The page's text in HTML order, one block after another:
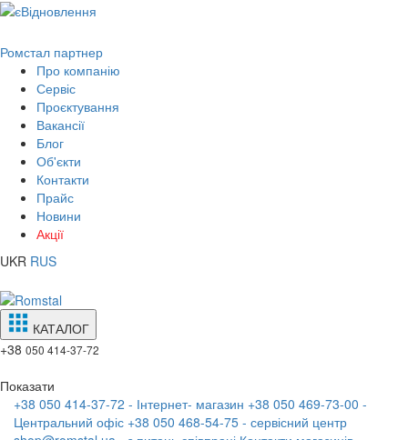
Ромстал партнер
Про компанію
Сервіс
Проєктування
Вакансії
Блог
Об'єкти
Контакти
Прайс
Новини
Акції
UKR RUS
КАТАЛОГ
+38 050 414-37-72
Показати
+38 050 414-37-72 - Інтернет- магазин +38 050 469-73-00 -
Центральний офіс +38 050 468-54-75 - сервісний центр